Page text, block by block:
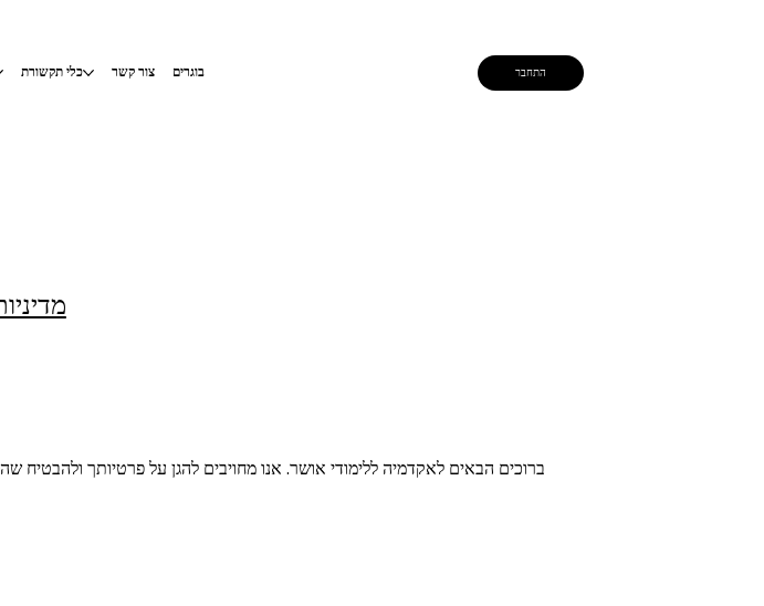
כלי תקשורת צור קשר בוגרים התחבר
ברוכים הבאים לאקדמיה ללימודי אושר. אנו מחויבים להגן על פרטיותך ולהבטיח